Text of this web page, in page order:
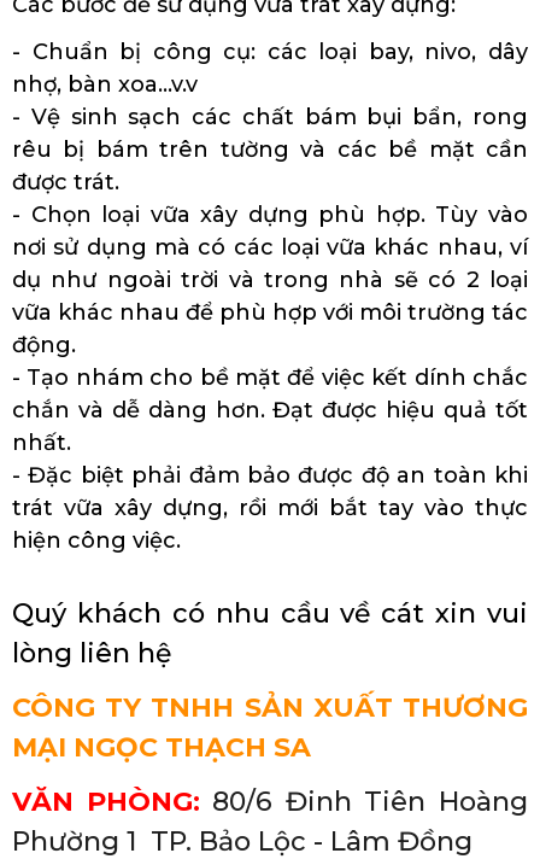
- Chuẩn bị công cụ: các loại bay, nivo, dây
nhợ, bàn xoa…v.v
- Vệ sinh sạch các chất bám bụi bẩn, rong
rêu bị bám trên tường và các bề mặt cần
được trát.
- Chọn loại vữa xây dựng phù hợp. Tùy vào
nơi sử dụng mà có các loại vữa khác nhau, ví
dụ như ngoài trời và trong nhà sẽ có 2 loại
vữa khác nhau để phù hợp với môi trường tác
động.
- Tạo nhám cho bề mặt để việc kết dính chắc
chắn và dễ dàng hơn. Đạt được hiệu quả tốt
nhất.
- Đặc biệt phải đảm bảo được độ an toàn khi
trát vữa xây dựng, rồi mới bắt tay vào thực
hiện công việc.
Quý khách có nhu cầu về cát xin vui
lòng liên hệ
CÔNG TY TNHH SẢN XUẤT THƯƠNG
MẠI NGỌC THẠCH SA
VĂN PHÒNG: 80/6 Đinh Tiên Hoàng
Phường 1 TP. Bảo Lộc - Lâm Đồng